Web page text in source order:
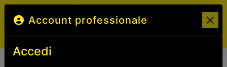
Account professionale
Accedi